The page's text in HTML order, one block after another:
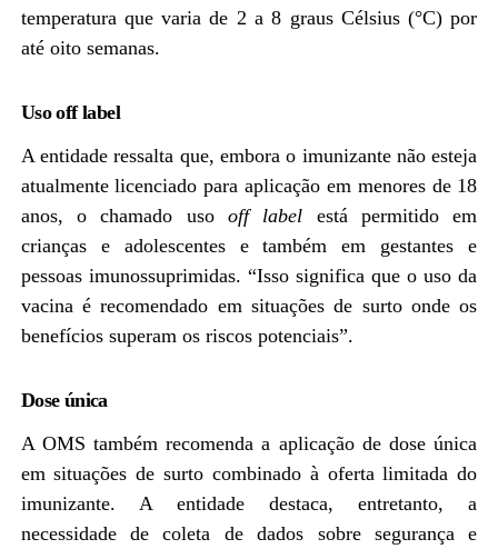
temperatura que varia de 2 a 8 graus Célsius (°C) por
até oito semanas.
Uso off label
A entidade ressalta que, embora o imunizante não esteja
atualmente licenciado para aplicação em menores de 18
anos, o chamado uso off label está permitido em
crianças e adolescentes e também em gestantes e
pessoas imunossuprimidas. “Isso significa que o uso da
vacina é recomendado em situações de surto onde os
benefícios superam os riscos potenciais”.
Dose única
A OMS também recomenda a aplicação de dose única
em situações de surto combinado à oferta limitada do
imunizante. A entidade destaca, entretanto, a
necessidade de coleta de dados sobre segurança e